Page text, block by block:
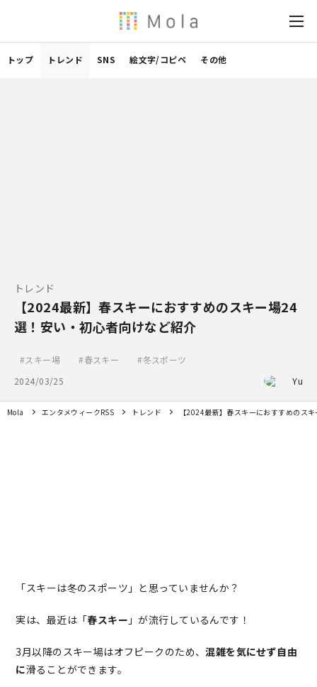
トップ トレンド SNS 絵文字/コピペ その他
トレンド
【2024最新】春スキーにおすすめのスキー場24
選！安い・初心者向けなど紹介
スキー場 春スキー
冬スポーツ
2024/03/25
Yu
Mola エンタメウィークRSS トレンド 【2024最新】春スキーにおすすめのス
「スキーは冬のスポーツ」と思っていませんか？
実は、最近は「春スキー 」が流行しているんです！
3月以降のスキー場はオフピークのため、混雑を気にせず自由
に滑ることができます。